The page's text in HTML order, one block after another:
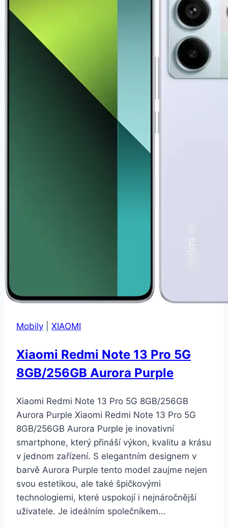
Mobily XIAOMI
Xiaomi Redmi Note 13 Pro 5G
8GB/256GB Aurora Purple
Xiaomi Redmi Note 13 Pro 5G 8GB/256GB
Aurora Purple Xiaomi Redmi Note 13 Pro 5G
8GB/256GB Aurora Purple je inovativní
smartphone, který přináší výkon, kvalitu a krásu
v jednom zařízení. S elegantním designem v
barvě Aurora Purple tento model zaujme nejen
svou estetikou, ale také špičkovými
technologiemi, které uspokojí i nejnáročnější
uživatele. Je ideálním společníkem…